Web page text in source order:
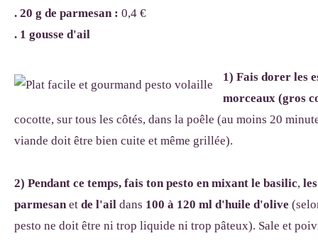
. 20 g de parmesan : 0,4 €
. 1 gousse d'ail
1) Fais dorer les
morceaux (gros
cocotte, sur tous les côtés, dans la poêle (au moins 20
viande doit être bien cuite et même grillée).
2) Pendant ce temps, fais ton pesto en mixant le basilic,
parmesanet de l'ail dans 100 à 120 ml d'huile d'olive
pesto ne doit être ni trop liquide ni trop pâteux). Sale et